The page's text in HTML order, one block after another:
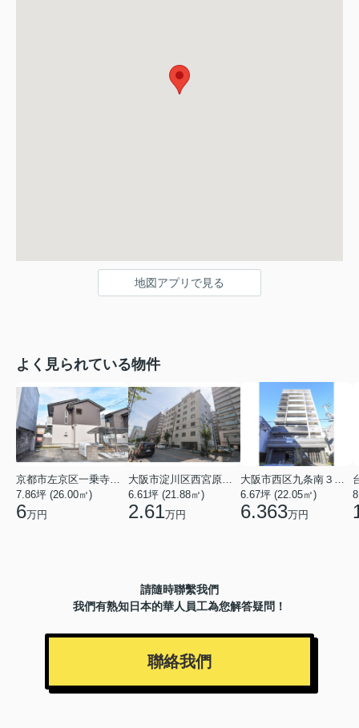
地図アプリで見る
よく見られている物件
京都市左京区一乗寺北大丸町
7.86坪 (26.00㎡)
6万円
大阪市淀川区西宮原３丁目
6.61坪 (21.88㎡)
2.61万円
大阪市西区九条南３丁目
6.67坪 (22.05㎡)
6.363万円
請隨時聯繫我們
我們有熟知日本的華人員工為您解答疑問！
聯絡我們